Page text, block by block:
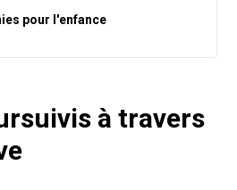
pour l'enfance
à travers